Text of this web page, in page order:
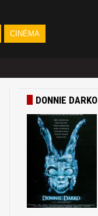
CINÉMA
DONNIE DARKO